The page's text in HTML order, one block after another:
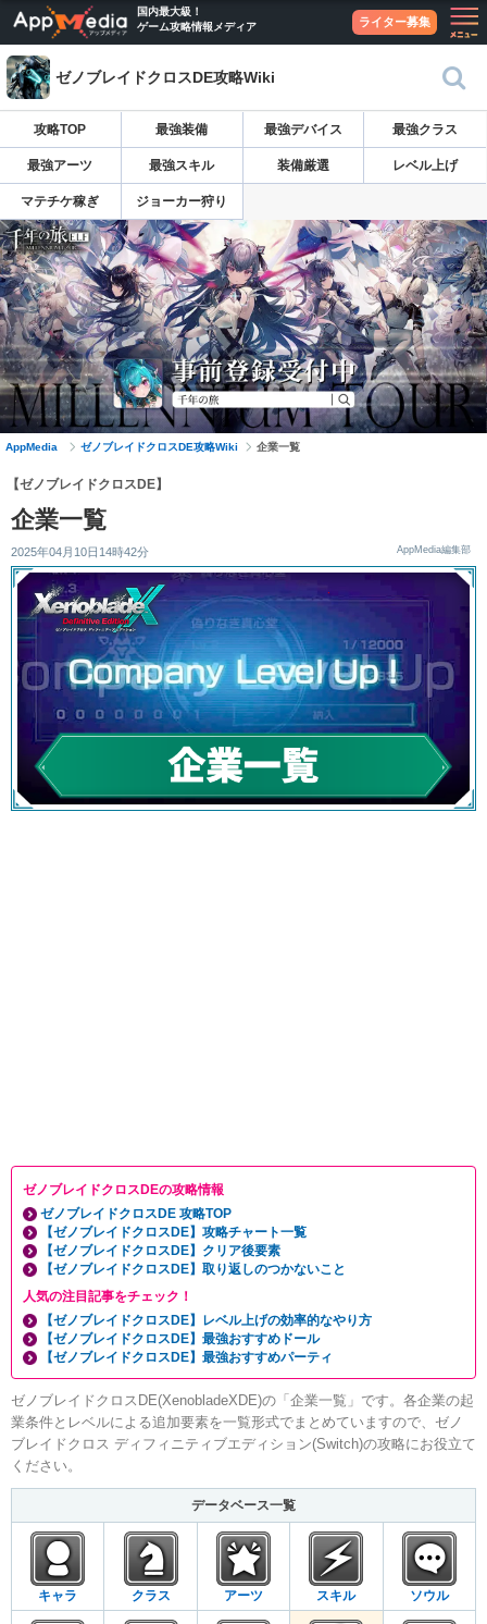
国内最大級！
ゲーム攻略情報メディア
ライター募集
ゼノブレイドクロスDE攻略Wiki
攻略TOP 最強装備 最強デバイス 最強クラス
最強アーツ 最強スキル 装備厳選 レベル上げ
マテチケ稼ぎ ジョーカー狩り
AppMedia ゼノブレイドクロスDE攻略Wiki 企業一覧
【ゼノブレイドクロスDE】
企業一覧
2025年04月10日14時42分 AppMedia編集部
ゼノブレイドクロスDEの攻略情報
ゼノブレイドクロスDE 攻略TOP
【ゼノブレイドクロスDE】攻略チャート一覧
【ゼノブレイドクロスDE】クリア後要素
【ゼノブレイドクロスDE】取り返しのつかないこと
人気の注目記事をチェック！
【ゼノブレイドクロスDE】レベル上げの効率的なやり方
【ゼノブレイドクロスDE】最強おすすめドール
【ゼノブレイドクロスDE】最強おすすめパーティ
ゼノブレイドクロスDE(XenobladeXDE)の「企業一覧」です。各企業の起
業条件とレベルによる追加要素を一覧形式でまとめていますので、ゼノ
ブレイドクロス ディフィニティブエディション(Switch)の攻略にお役立て
ください。
データベース一覧
キャラ クラス アーツ スキル ソウル